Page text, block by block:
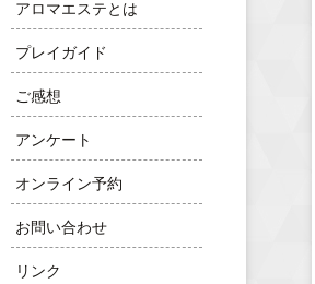
アロマエステとは
プレイガイド
ご感想
アンケート
オンライン予約
お問い合わせ
リンク